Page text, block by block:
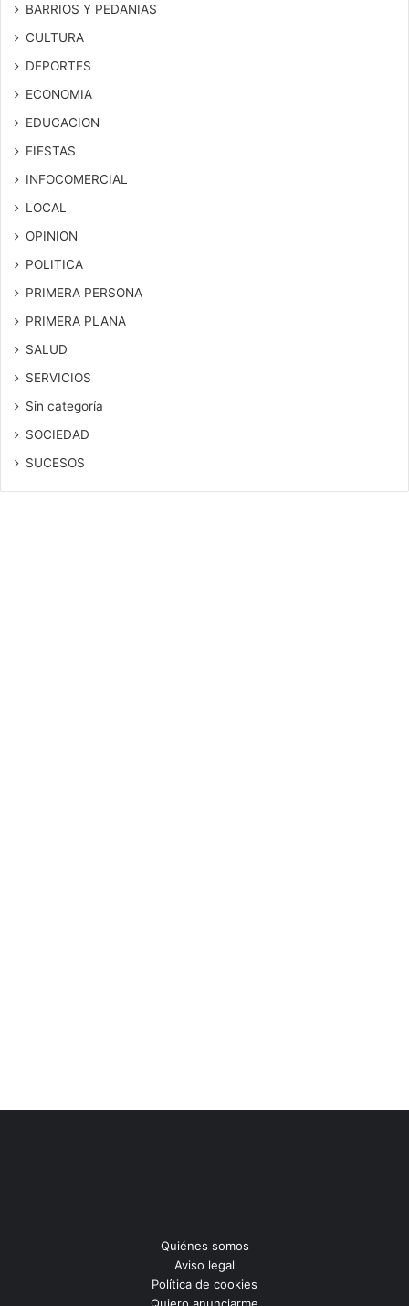
BARRIOS Y PEDANIAS
CULTURA
DEPORTES
ECONOMIA
EDUCACION
FIESTAS
INFOCOMERCIAL
LOCAL
OPINION
POLITICA
PRIMERA PERSONA
PRIMERA PLANA
SALUD
SERVICIOS
Sin categoría
SOCIEDAD
SUCESOS
Quiénes somos
Aviso legal
Política de cookies
Quiero anunciarme